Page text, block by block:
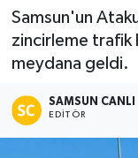
Samsun'un
zincirleme trafik
meydana geldi.
SAMSUN CANLI
EDITÖR
Dünya
Eğitim
Sağlık
Süper Lig
Tüm
Son Dakika
Haber Arşivi